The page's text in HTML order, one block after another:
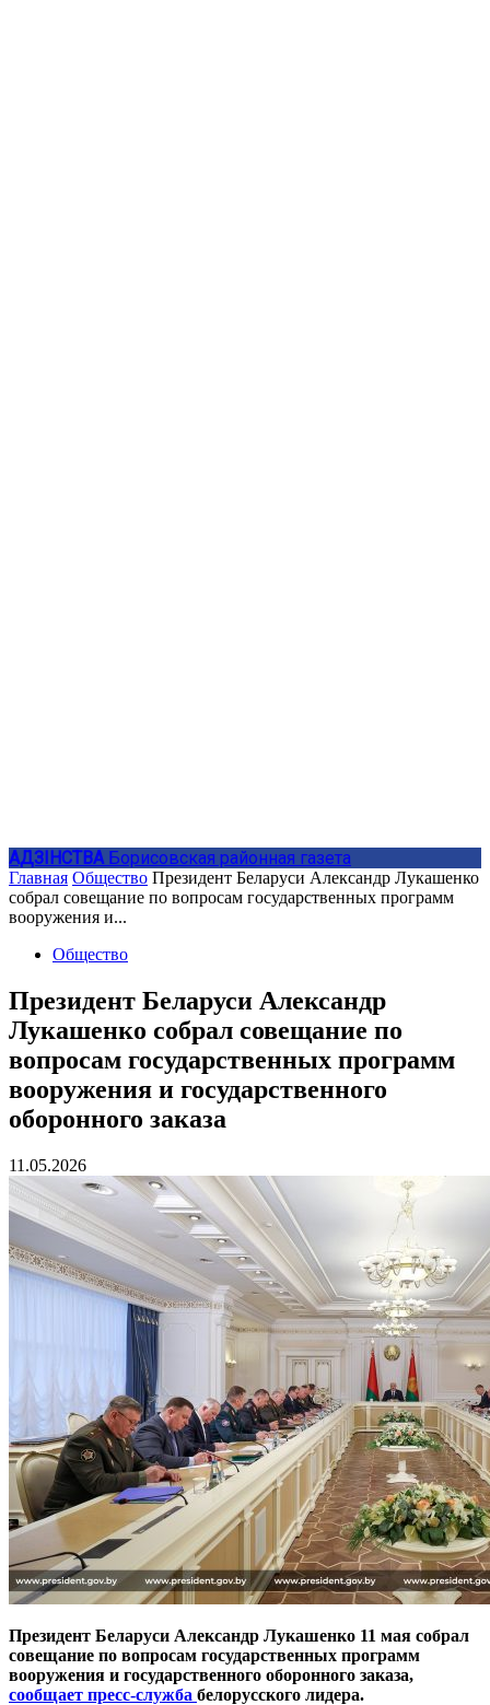
АДЗIНСТВА Борисовская районная газета
Главная Общество Президент Беларуси Александр Лукашенко
собрал совещание по вопросам государственных программ
вооружения и...
Общество
Президент Беларуси Александр
Лукашенко собрал совещание по
вопросам государственных программ
вооружения и государственного
оборонного заказа
11.05.2026
Президент Беларуси Александр Лукашенко 11 мая собрал
совещание по вопросам государственных программ
вооружения и государственного оборонного заказа,
сообщает пресс-служба белорусского лидера.